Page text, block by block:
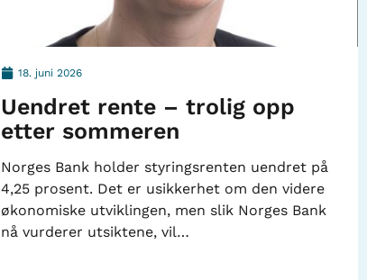
18. juni 2026
Uendret rente – trolig opp
etter sommeren
Norges Bank holder styringsrenten uendret på
4,25 prosent. Det er usikkerhet om den videre
økonomiske utviklingen, men slik Norges Bank
nå vurderer utsiktene, vil…